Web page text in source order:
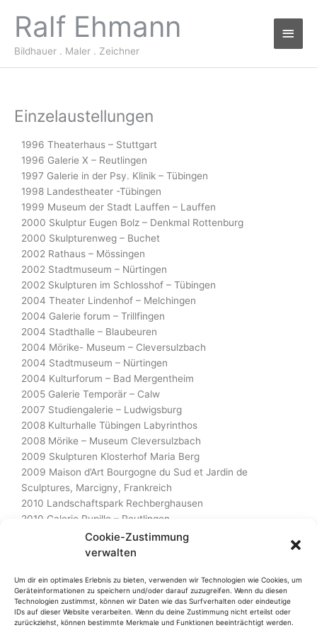
Cookie-Zustimmung
verwalten
Um dir ein optimales Erlebnis zu bieten, verwenden wir Technologien wie Cookies, um
Geräteinformationen zu speichern und/oder darauf zuzugreifen. Wenn du diesen
Technologien zustimmst, können wir Daten wie das Surfverhalten oder eindeutige
IDs auf dieser Website verarbeiten. Wenn du deine Zustimmung nicht erteilst oder
zurückziehst, können bestimmte Merkmale und Funktionen beeinträchtigt werden.
springen
Ralf Ehmann
Bildhauer . Maler . Zeichner
Einzelaustellungen
1996 Theaterhaus – Stuttgart
1996 Galerie X – Reutlingen
1997 Galerie in der Psy. Klinik – Tübingen
1998 Landestheater -Tübingen
1999 Museum der Stadt Lauffen – Lauffen
2000 Skulptur Eugen Bolz – Denkmal Rottenburg
2000 Skulpturenweg – Buchet
2002 Rathaus – Mössingen
2002 Stadtmuseum – Nürtingen
2002 Skulpturen im Schlosshof – Tübingen
2004 Theater Lindenhof – Melchingen
2004 Galerie forum – Trillfingen
2004 Stadthalle – Blaubeuren
2004 Mörike- Museum – Cleversulzbach
2004 Stadtmuseum – Nürtingen
2004 Kulturforum – Bad Mergentheim
2005 Galerie Temporär – Calw
2007 Studiengalerie – Ludwigsburg
2008 Kulturhalle Tübingen Labyrinthos
2008 Mörike – Museum Cleversulzbach
2009 Skulpturen Klosterhof Maria Berg
2009 Maison d’Art Bourgogne du Sud et Jardin de
Sculptures, Marcigny, Frankreich
2010 Landschaftspark Rechberghausen
2010 Galerie Pupille – Reutlingen
2010 Landratsamt Glashalle – Tübingen
2012 Galerie Sculptur – Bamberg
2016 Schloss Dätzingen – Grafenau
2016 Kulturhalle Tübingen – Neuordnung der Dinge
2017 Kloster – Mariaberg
2017 Galerie Peripherie – Tübingen